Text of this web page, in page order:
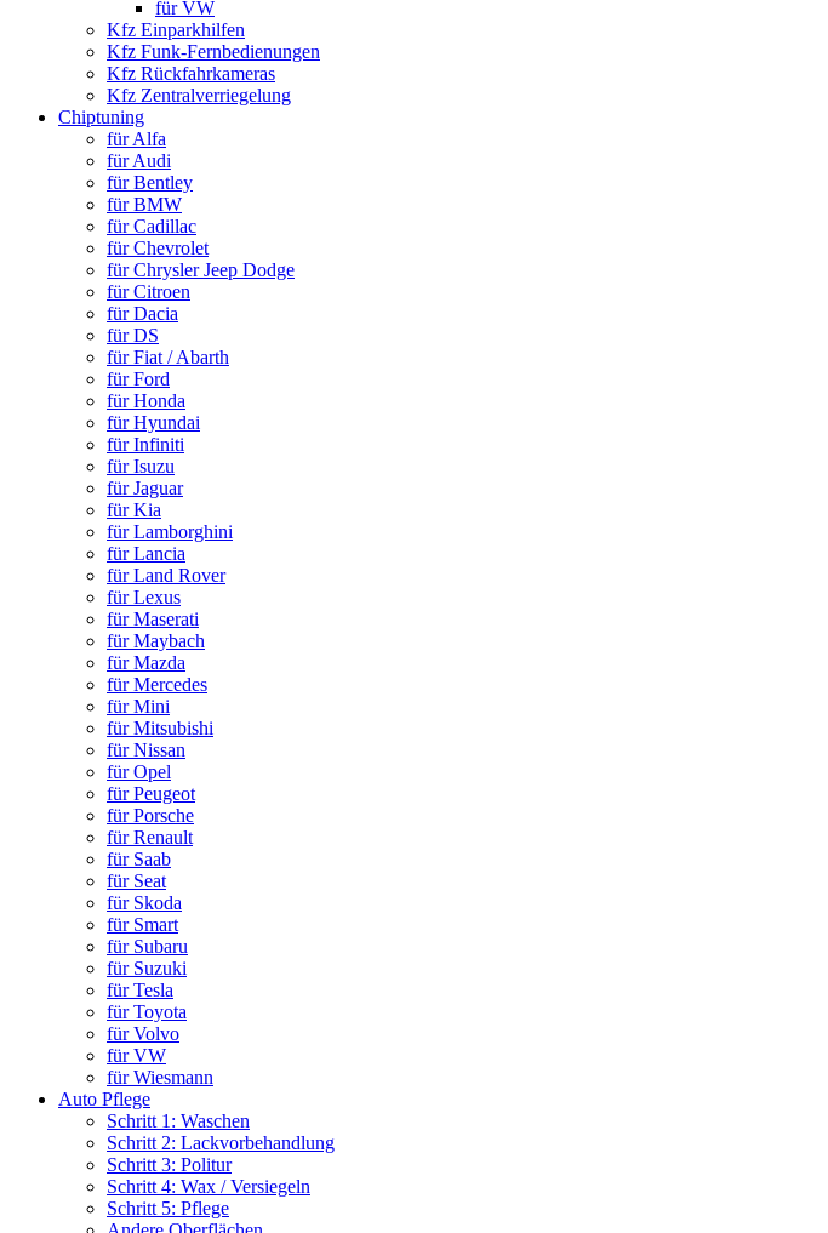
für VW
Kfz Einparkhilfen
Kfz Funk-Fernbedienungen
Kfz Rückfahrkameras
Kfz Zentralverriegelung
Chiptuning
für Alfa
für Audi
für Bentley
für BMW
für Cadillac
für Chevrolet
für Chrysler Jeep Dodge
für Citroen
für Dacia
für DS
für Fiat / Abarth
für Ford
für Honda
für Hyundai
für Infiniti
für Isuzu
für Jaguar
für Kia
für Lamborghini
für Lancia
für Land Rover
für Lexus
für Maserati
für Maybach
für Mazda
für Mercedes
für Mini
für Mitsubishi
für Nissan
für Opel
für Peugeot
für Porsche
für Renault
für Saab
für Seat
für Skoda
für Smart
für Subaru
für Suzuki
für Tesla
für Toyota
für Volvo
für VW
für Wiesmann
Auto Pflege
Schritt 1: Waschen
Schritt 2: Lackvorbehandlung
Schritt 3: Politur
Schritt 4: Wax / Versiegeln
Schritt 5: Pflege